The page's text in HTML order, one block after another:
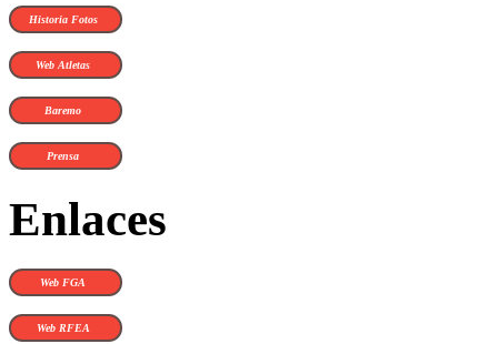
Historia Fotos
Web Atletas
Baremo
Prensa
Enlaces
Web FGA
Web RFEA